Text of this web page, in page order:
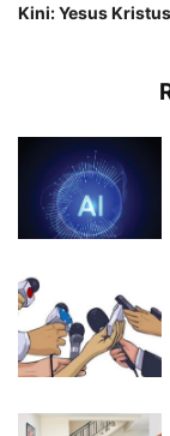
Kini: Yesus Kristus